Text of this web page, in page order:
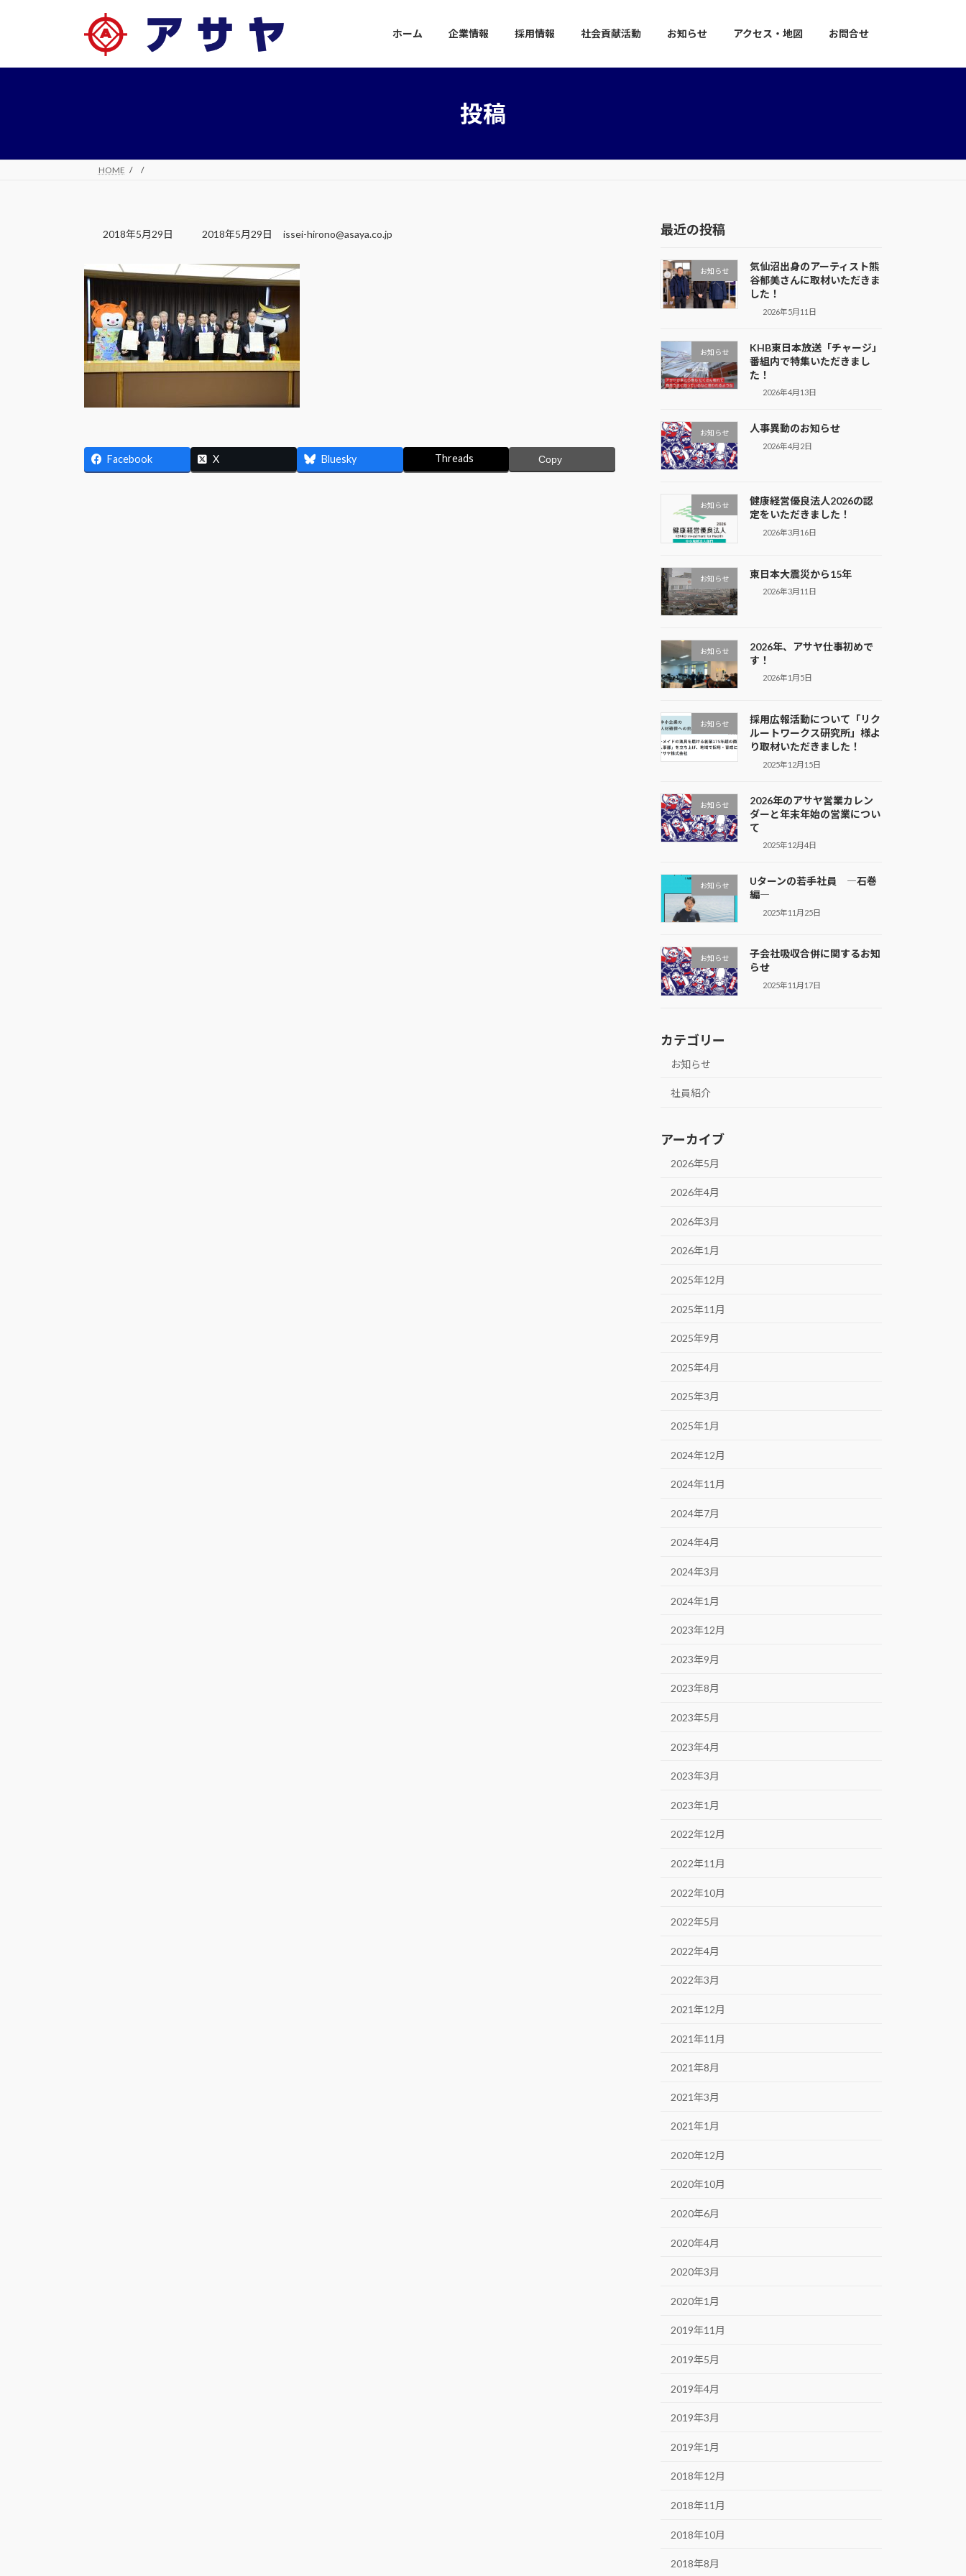
プ
動
ホーム 企業情報 採用情報 社会貢献活動 お知らせ アクセス・地図 お問合せ
投稿
HOME
2018年5月29日
最
更
新
時
:
2018年5月29日 issei-hirono@asaya.co.jp
Facebook X Bluesky Threads Copy
最近の投稿
お知らせ
気仙沼出身のアーティスト熊
谷郁美さんに取材いただきま
した！
2026年5月11日
お知らせ
KHB東日本放送「チャージ」
番組内で特集いただきまし
た！
2026年4月13日
お知らせ 人事異動のお知らせ
2026年4月2日
お知らせ
健康経営優良法人2026の認
定をいただきました！
2026年3月16日
お知らせ 東日本大震災から15年
2026年3月11日
お知らせ
2026年、アサヤ仕事初めで
す！
2026年1月5日
お知らせ
採用広報活動について「リク
ルートワークス研究所」様よ
り取材いただきました！
2025年12月15日
お知らせ
2026年のアサヤ営業カレン
ダーと年末年始の営業につい
て
2025年12月4日
お知らせ
Uターンの若手社員 ―石巻
編―
2025年11月25日
お知らせ
子会社吸収合併に関するお知
らせ
2025年11月17日
カテゴリー
お知らせ
社員紹介
アーカイブ
2026年5月
2026年4月
2026年3月
2026年1月
2025年12月
2025年11月
2025年9月
2025年4月
2025年3月
2025年1月
2024年12月
2024年11月
2024年7月
2024年4月
2024年3月
2024年1月
2023年12月
2023年9月
2023年8月
2023年5月
2023年4月
2023年3月
2023年1月
2022年12月
2022年11月
2022年10月
2022年5月
2022年4月
2022年3月
2021年12月
2021年11月
2021年8月
2021年3月
2021年1月
2020年12月
2020年10月
2020年6月
2020年4月
2020年3月
2020年1月
2019年11月
2019年5月
2019年4月
2019年3月
2019年1月
2018年12月
2018年11月
2018年10月
2018年8月